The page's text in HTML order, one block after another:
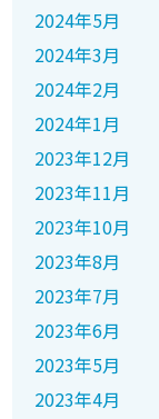
2024年5月
2024年3月
2024年2月
2024年1月
2023年12月
2023年11月
2023年10月
2023年8月
2023年7月
2023年6月
2023年5月
2023年4月